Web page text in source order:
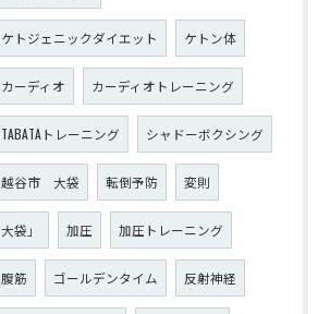
ケトジェニックダイエット ケトン体
カーディオ カーディオトレーニング
TABATAトレーニング シャドーボクシング
越谷市 大袋 転倒予防 変則
大袋」 加圧 加圧トレーニング
腹筋 ゴールデンタイム 反射神経